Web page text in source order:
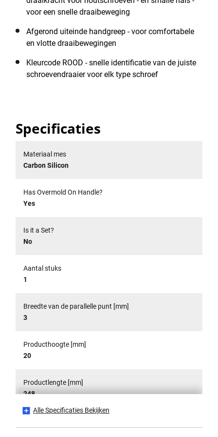
Parallel 3 x 150 mm schroevendraaier is zorgvuldig
uitzonderlijke prestaties en betrouwbaarheid en is
vervaardigd volgens de hoogste normen en
specificaties. Met een brede, soft-grip, handgreep
vervaardigd uit drie materialen en ergonomisch
koppel, snelheid, controle en gebruiksgemak bij
meer gebruiksgemak en efficiëntie is elke
schroevendraaier in deze serie voorzien van een
oppervlak aangegeven. Zo kunnen gebruikers snel het
meest geschikte gereedschap voor elke taak vinden.
voor een snelle draaibeweging
Afgerond uiteinde handgreep - voor comfortabele
en vlotte draaibewegingen
Kleurcode ROOD - snelle identificatie van de juiste
schroevendraaier voor elk type schroef
Specificaties
Materiaal mes
Carbon Silicon
Has Overmold On Handle?
Yes
Is it a Set?
No
Aantal stuks
1
Breedte van de parallelle punt [mm]
3
Producthoogte [mm]
20
Productlengte [mm]
248
Alle Specificaties Bekijken